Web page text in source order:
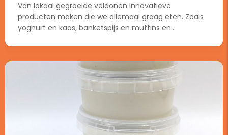
Van lokaal gegroeide veldonen innovatieve
producten maken die we allemaal graag eten. Zoals
yoghurt en kaas, banketspijs en muffins en...